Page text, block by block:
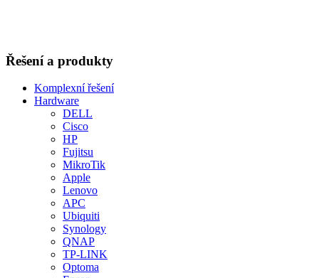
Řešení a produkty
Komplexní řešení
Hardware
DELL
Cisco
HP
Fujitsu
MikroTik
Apple
Lenovo
APC
Ubiquiti
Synology
QNAP
TP-LINK
Optoma